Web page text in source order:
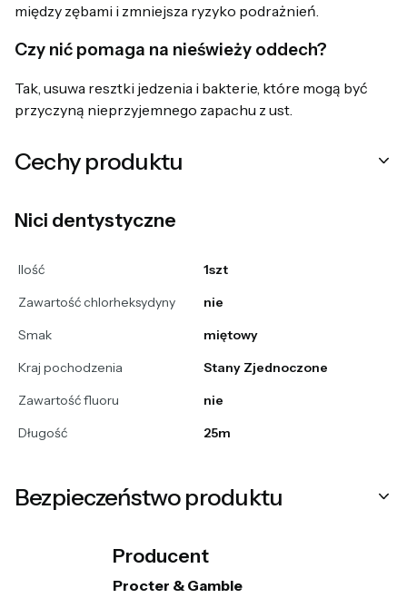
między zębami i zmniejsza ryzyko podrażnień.
Czy nić pomaga na nieświeży oddech?
Tak, usuwa resztki jedzenia i bakterie, które mogą być
przyczyną nieprzyjemnego zapachu z ust.
Cechy produktu
Nici dentystyczne
Ilość
1szt
Zawartość chlorheksydyny
nie
Smak
miętowy
Kraj pochodzenia
Stany Zjednoczone
Zawartość fluoru
nie
Długość
25m
Bezpieczeństwo produktu
Producent
Procter & Gamble